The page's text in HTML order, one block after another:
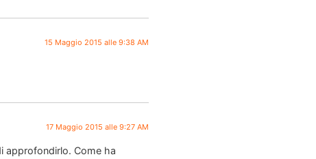
15 Maggio 2015 alle 9:38 AM
17 Maggio 2015 alle 9:27 AM
approfondirlo. Come ha